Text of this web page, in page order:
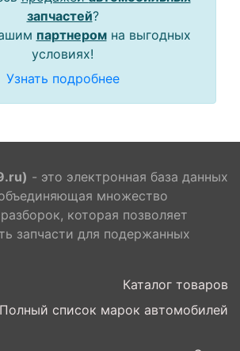
запчастей?
партнеромна выгодных
условиях!
Узнать подробнее
- это электронная база данных
множество
которая позволяет
запчасти для подержанных
Каталог товаров
Полный список марок автомобилей